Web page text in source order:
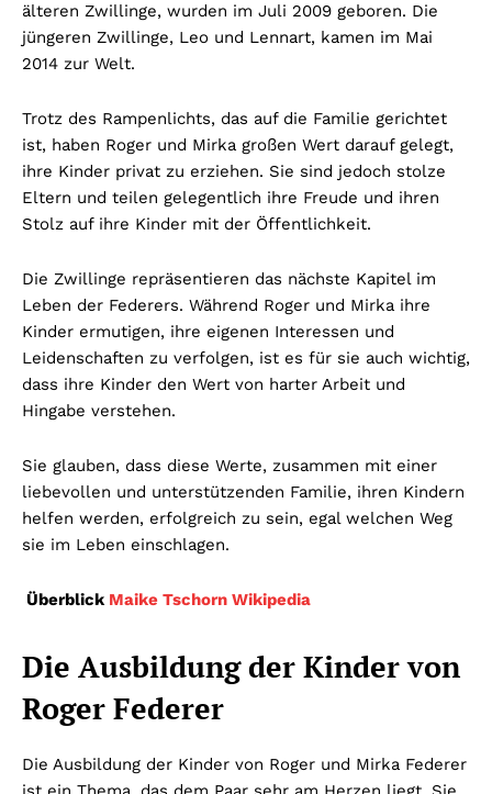
älteren Zwillinge, wurden im Juli 2009 geboren. Die
jüngeren Zwillinge, Leo und Lennart, kamen im Mai
2014 zur Welt.
Trotz des Rampenlichts, das auf die Familie gerichtet
ist, haben Roger und Mirka großen Wert darauf gelegt,
ihre Kinder privat zu erziehen. Sie sind jedoch stolze
Eltern und teilen gelegentlich ihre Freude und ihren
Stolz auf ihre Kinder mit der Öffentlichkeit.
Die Zwillinge repräsentieren das nächste Kapitel im
Leben der Federers. Während Roger und Mirka ihre
Kinder ermutigen, ihre eigenen Interessen und
Leidenschaften zu verfolgen, ist es für sie auch wichtig,
dass ihre Kinder den Wert von harter Arbeit und
Hingabe verstehen.
Sie glauben, dass diese Werte, zusammen mit einer
liebevollen und unterstützenden Familie, ihren Kindern
helfen werden, erfolgreich zu sein, egal welchen Weg
sie im Leben einschlagen.
Überblick Maike Tschorn Wikipedia
Die Ausbildung der Kinder von
Roger Federer
Die Ausbildung der Kinder von Roger und Mirka Federer